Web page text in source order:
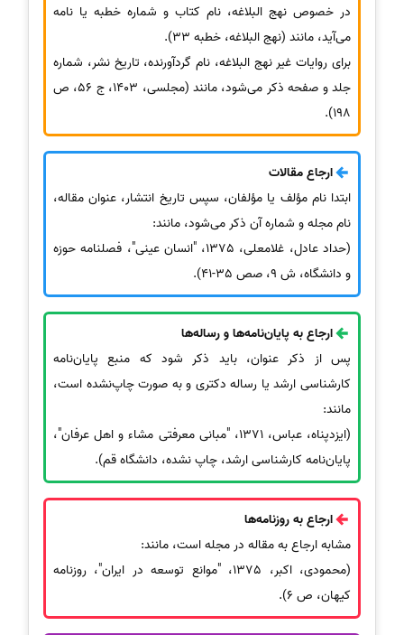
در خصوص نهج البلاغه، نام کتاب و شماره خطبه یا نامه
می‌آید، مانند (نهج البلاغه، خطبه 33).
برای روایات غیر نهج البلاغه، نام گردآورنده، تاریخ نشر، شماره
جلد و صفحه ذکر می‌شود، مانند (مجلسی، 1403، ج 56، ص
198).
ارجاع مقالات
ابتدا نام مؤلف یا مؤلفان، سپس تاریخ انتشار، عنوان مقاله،
نام مجله و شماره آن ذکر می‌شود، مانند:
(حداد عادل، غلامعلی، 1375، "انسان عینی"، فصلنامه حوزه
و دانشگاه، ش 9، صص 35-41).
ارجاع به پایان‌نامه‌ها و رساله‌ها
پس از ذکر عنوان، باید ذکر شود که منبع پایان‌نامه
کارشناسی ارشد یا رساله دکتری و به صورت چاپ‌نشده است،
مانند:
(ایزدپناه، عباس، 1371، "مبانی معرفتی مشاء و اهل عرفان"،
پایان‌نامه کارشناسی ارشد، چاپ نشده، دانشگاه قم).
ارجاع به روزنامه‌ها
مشابه ارجاع به مقاله در مجله است، مانند:
(محمودی، اکبر، 1375، "موانع توسعه در ایران"، روزنامه
کیهان، ص 6).